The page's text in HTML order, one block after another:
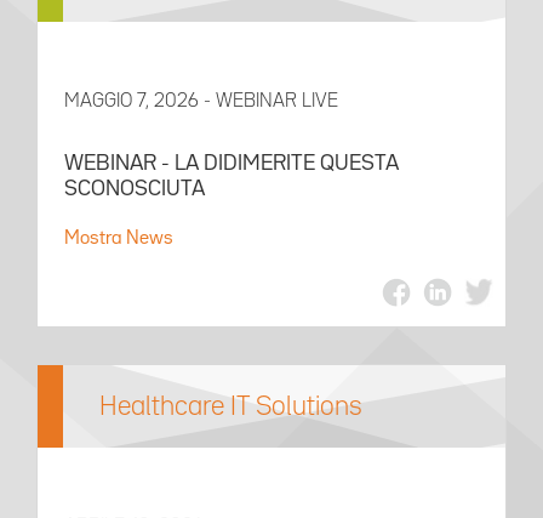
MAGGIO 7, 2026 - WEBINAR LIVE
WEBINAR - LA DIDIMERITE QUESTA
SCONOSCIUTA
Mostra News
Healthcare IT Solutions